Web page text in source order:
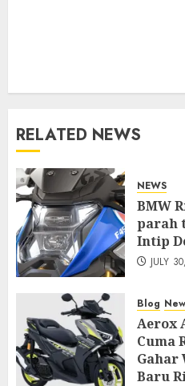
RELATED NEWS
NEWS
BMW
parah
Intip
JULY
Blog
Aerox
Cuma
Gahar
Baru